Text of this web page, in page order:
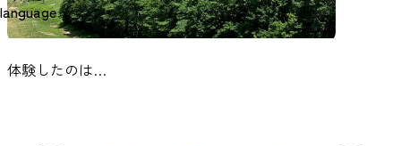
language
体験したのは…